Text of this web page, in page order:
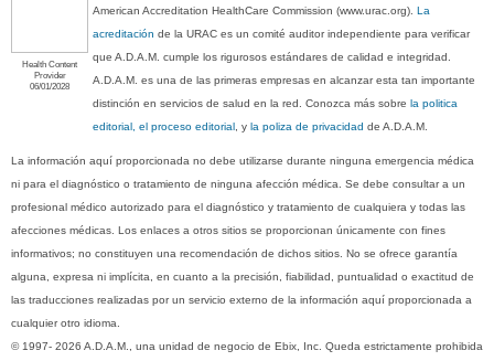
Health Content
Provider
06/01/2028
American Accreditation HealthCare Commission (www.urac.org).La
acreditación de la URAC es un comité auditor independiente para verificar
que A.D.A.M. cumple los rigurosos estándares de calidad e integridad.
A.D.A.M. es una de las primeras empresas en alcanzar esta tan importante
distinción en servicios de salud en la red. Conozca más sobrela politica
editorial, el proceso editorial , yla poliza de privacidad de A.D.A.M.
La información aquí proporcionada no debe utilizarse durante ninguna emergencia médica
ni para el diagnóstico o tratamiento de ninguna afección médica. Se debe consultar a un
profesional médico autorizado para el diagnóstico y tratamiento de cualquiera y todas las
afecciones médicas. Los enlaces a otros sitios se proporcionan únicamente con fines
informativos; no constituyen una recomendación de dichos sitios. No se ofrece garantía
alguna, expresa ni implícita, en cuanto a la precisión, fiabilidad, puntualidad o exactitud de
las traducciones realizadas por un servicio externo de la información aquí proporcionada a
cualquier otro idioma.
© 1997- 2026 A.D.A.M., una unidad de negocio de Ebix, Inc. Queda estrictamente prohibida